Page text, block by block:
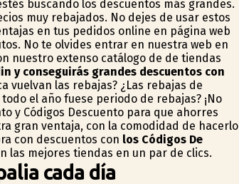
buscando los descuentos más grandes.
muy rebajados. No dejes de usar estos
en tus pedidos online en página web
No te olvides entrar en nuestra web en
nuestro extenso catálogo de de tiendas
y conseguirás grandes descuentos con
vuelvan las rebajas? ¿Las rebajas de
el año fuese periodo de rebajas? ¡No
y Códigos Descuento para que ahorres
gran ventaja, con la comodidad de hacerlo
con descuentos con los Códigos De
las mejores tiendas en un par de clics.
cada día